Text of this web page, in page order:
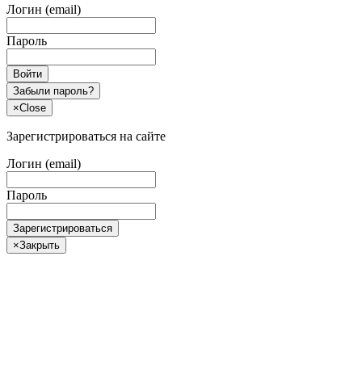
Логин (email)
Пароль
Войти
Забыли пароль?
×Close
Зарегистрироваться на сайте
Логин (email)
Пароль
Зарегистрироваться
×Закрыть